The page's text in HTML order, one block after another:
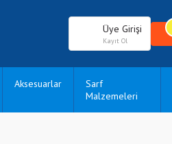
Üye Girişi
Kayıt Ol
Aksesuarlar
Sarf
Malzemeleri